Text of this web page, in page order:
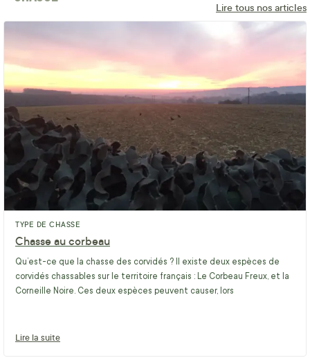
Lire tous nos articles
TYPE DE CHASSE
Chasse au corbeau
Qu’est-ce que la chasse des corvidés ? Il existe deux espèces de
corvidés chassables sur le territoire français : Le Corbeau Freux, et la
Corneille Noire. Ces deux espèces peuvent causer, lors
Lire la suite